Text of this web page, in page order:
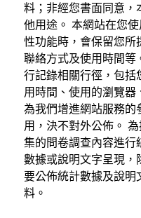
料；非經您書面同意
他用途。 本網站在您
性功能時，會保留您所
聯絡方式及使用時間等
行記錄相關行徑，包
用時間、使用的瀏覽
為我們增進網站服務
用，決不對外公佈。
集的問卷調查內容進
數據或說明文字呈現
要公佈統計數據及說
料。